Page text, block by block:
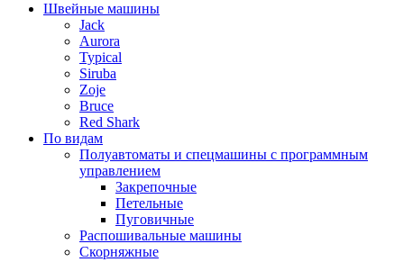
Швейные машины
Jack
Aurora
Typical
Siruba
Zoje
Bruce
Red Shark
По видам
Полуавтоматы и спецмашины с программным
управлением
Закрепочные
Петельные
Пуговичные
Распошивальные машины
Скорняжные